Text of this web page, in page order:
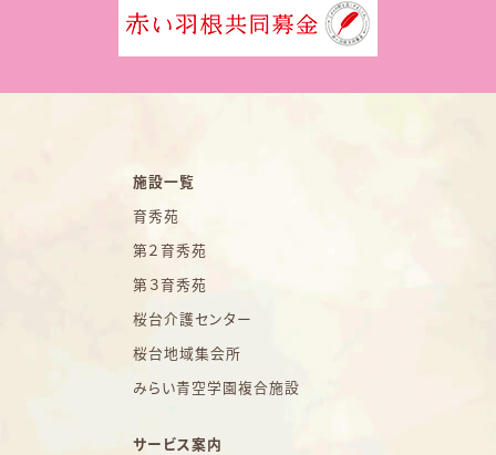
施設一覧
育秀苑
第２育秀苑
第３育秀苑
桜台介護センター
桜台地域集会所
みらい青空学園複合施設
サービス案内